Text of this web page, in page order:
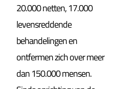
20.000 netten, 17.000
levensreddende
behandelingen en
ontfermen zich over meer
dan 150.000 mensen.